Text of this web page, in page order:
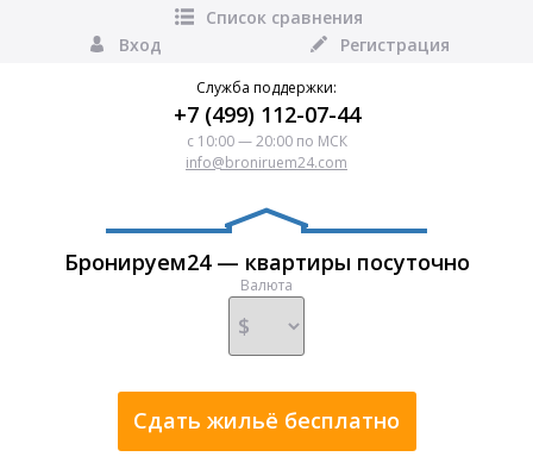
Список сравнения
Вход
Регистрация
Служба поддержки:
+7 (499) 112-07-44
с 10:00 — 20:00 по МСК
info@broniruem24.com
Бронируем24 — квартиры посуточно
Валюта
Сдать жильё бесплатно